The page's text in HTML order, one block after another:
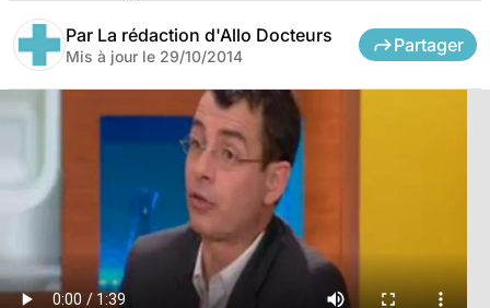
Par La rédaction d'Allo Docteurs
Mis à jour le 29/10/2014
Partager